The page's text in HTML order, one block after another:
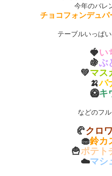
今年のバレ
チョコフォンデュパ
テーブルいっぱ
🍓い
🍇ぶ
💚マス
🍌バ
🥝キ
などのフル
🥐クロ
🧁鈴カ
🍟ポテト
☁️マシ